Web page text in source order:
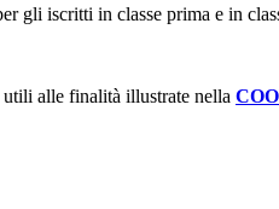
gli iscritti in classe prima e in
alle finalità illustrate nella